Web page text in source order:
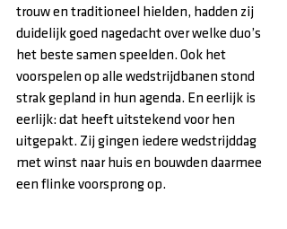
trouw en traditioneel hielden, hadden zij
duidelijk goed nagedacht over welke duo’s
het beste samen speelden. Ook het
voorspelen op alle wedstrijdbanen stond
strak gepland in hun agenda. En eerlijk is
eerlijk: dat heeft uitstekend voor hen
uitgepakt. Zij gingen iedere wedstrijddag
met winst naar huis en bouwden daarmee
een flinke voorsprong op.